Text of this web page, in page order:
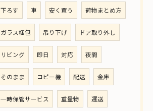
下ろす 車 安く買う 荷物まとめ方
ガラス梱包 吊り下げ ドア取り外し
リビング 即日 対応 夜間
そのまま コピー機 配送 金庫
一時保管サービス 重量物 運送